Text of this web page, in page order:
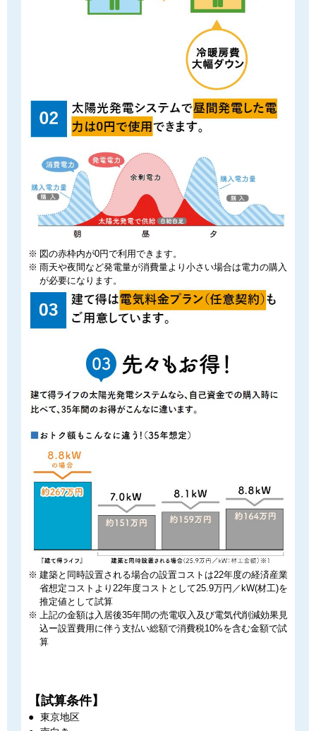
図の赤枠内が0円で利用できます。
雨天や夜間など発電量が消費量より小さい場合は電力の購入
が必要になります。
建築と同時設置される場合の設置コストは22年度の経済産業
省想定コストより22年度コストとして25.9万円／kW(材⼯)を
推定値として試算
上記の金額は⼊居後35年間の売電収⼊及び電気代削減効果⾒
込ー設置費⽤に伴う⽀払い総額で消費税10%を含む⾦額で試
算
【試算条件】
東京地区